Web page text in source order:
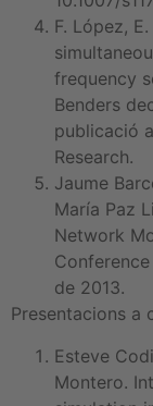
F. López,
frequency
Benders
publicació
Research.
Jaume
María Paz
Network
de 2013.
Presentacions a
Esteve
Montero.